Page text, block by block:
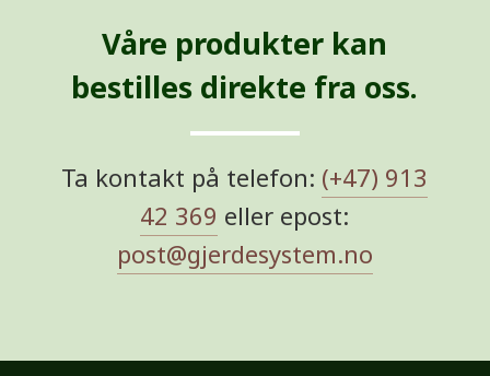
Våre produkter kan
bestilles direkte fra oss.
Ta kontakt på telefon: (+47) 913
42 369 eller epost:
post@gjerdesystem.no